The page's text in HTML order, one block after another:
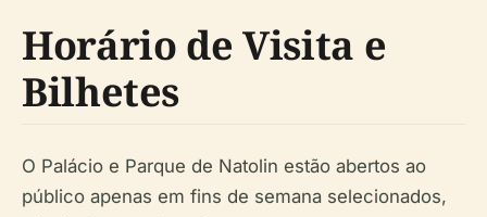
Horário de Visita e
Bilhetes
O Palácio e Parque de Natolin estão abertos ao
público apenas em fins de semana selecionados,